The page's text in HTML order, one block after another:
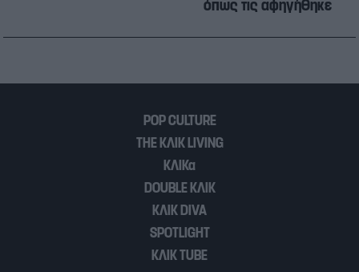
όπως τις αφηγήθηκε
POP CULTURE
THE ΚΛΙΚ LIVING
ΚΛΙΚα
DOUBLE ΚΛΙΚ
ΚΛΙΚ DIVA
SPOTLIGHT
ΚΛΙΚ TUBE